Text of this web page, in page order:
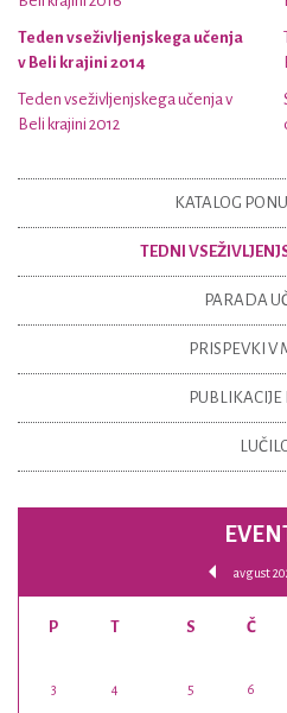
Teden vseživljenjskega učenja
v Beli krajini 2014
Teden vseživljenjskega učenja v
Beli krajini 2012
KATALOG
TEDNI
PARADA
PRISPEVKI V
PUBLIKACIJE
avgust
P T S Č
3 4 5 6